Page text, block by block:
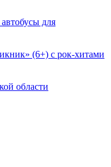
для
(6+) с рок-хитами
области